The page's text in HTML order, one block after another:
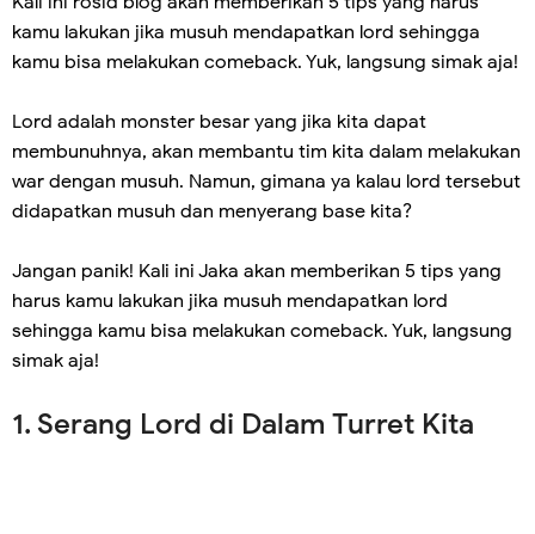
kamu lakukan jika musuh mendapatkan lord sehingga
kamu bisa melakukan comeback. Yuk, langsung simak aja!
Lord adalah monster besar yang jika kita dapat
membunuhnya, akan membantu tim kita dalam melakukan
war dengan musuh. Namun, gimana ya kalau lord tersebut
didapatkan musuh dan menyerang base kita?
Jangan panik! Kali ini Jaka akan memberikan 5 tips yang
harus kamu lakukan jika musuh mendapatkan lord
sehingga kamu bisa melakukan comeback. Yuk, langsung
simak aja!
1. Serang Lord di Dalam Turret Kita